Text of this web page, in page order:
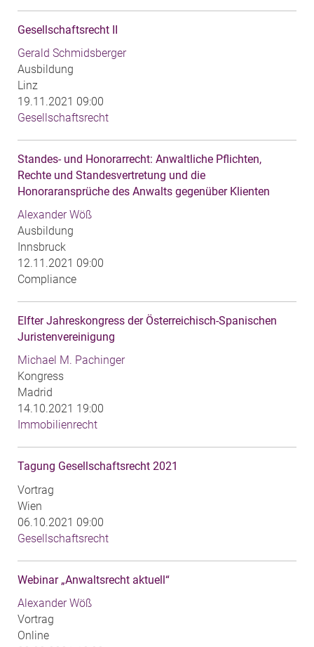
Gesellschaftsrecht II
Gerald Schmidsberger
Ausbildung
Linz
19.11.2021 09:00
Gesellschaftsrecht
Standes- und Honorarrecht: Anwaltliche Pflichten,
Rechte und Standesvertretung und die
Honoraransprüche des Anwalts gegenüber Klienten
Alexander Wöß
Ausbildung
Innsbruck
12.11.2021 09:00
Compliance
Elfter Jahreskongress der Österreichisch-Spanischen
Juristenvereinigung
Michael M. Pachinger
Kongress
Madrid
14.10.2021 19:00
Immobilienrecht
Tagung Gesellschaftsrecht 2021
Vortrag
Wien
06.10.2021 09:00
Gesellschaftsrecht
Webinar „Anwaltsrecht aktuell“
Alexander Wöß
Vortrag
Online